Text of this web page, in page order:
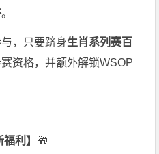
。
，只要跻身生肖系列赛百
资格，并额外解锁WSOP
利】 🎁